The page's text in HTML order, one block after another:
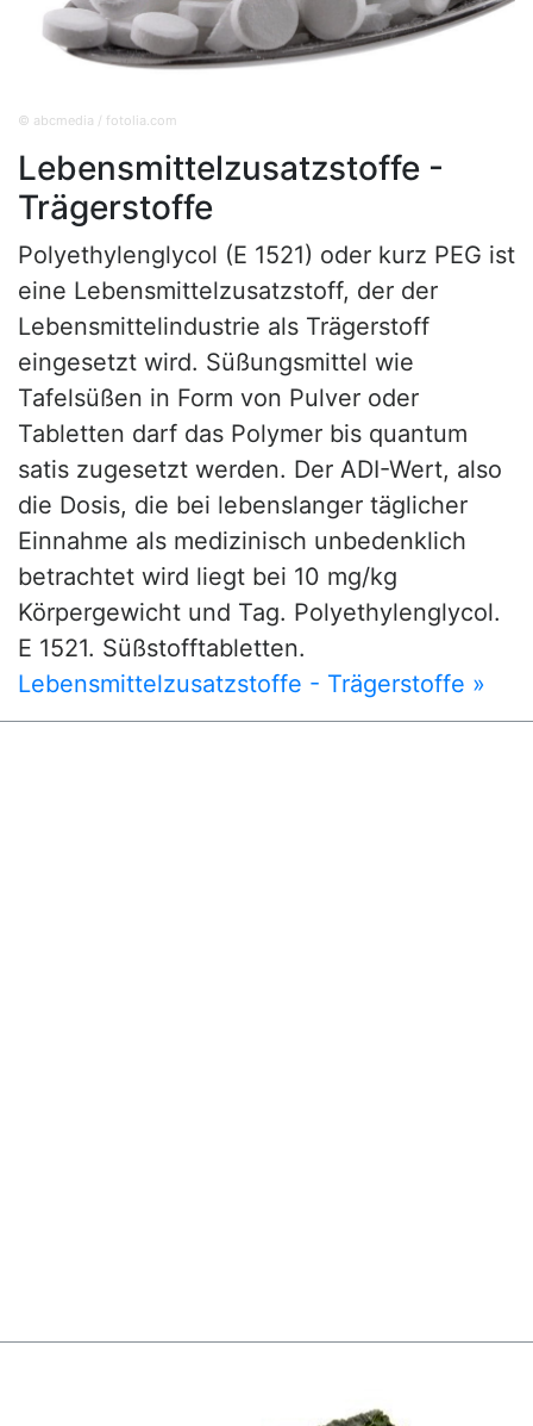
© abcmedia / fotolia.com
Lebensmittelzusatzstoffe -
Trägerstoffe
Polyethylenglycol (E 1521) oder kurz PEG ist
eine Lebensmittelzusatzstoff, der der
Lebensmittelindustrie als Trägerstoff
eingesetzt wird. Süßungsmittel wie
Tafelsüßen in Form von Pulver oder
Tabletten darf das Polymer bis quantum
satis zugesetzt werden. Der ADI-Wert, also
die Dosis, die bei lebenslanger täglicher
Einnahme als medizinisch unbedenklich
betrachtet wird liegt bei 10 mg/kg
Körpergewicht und Tag. Polyethylenglycol.
E 1521. Süßstofftabletten.
Lebensmittelzusatzstoffe - Trägerstoffe »